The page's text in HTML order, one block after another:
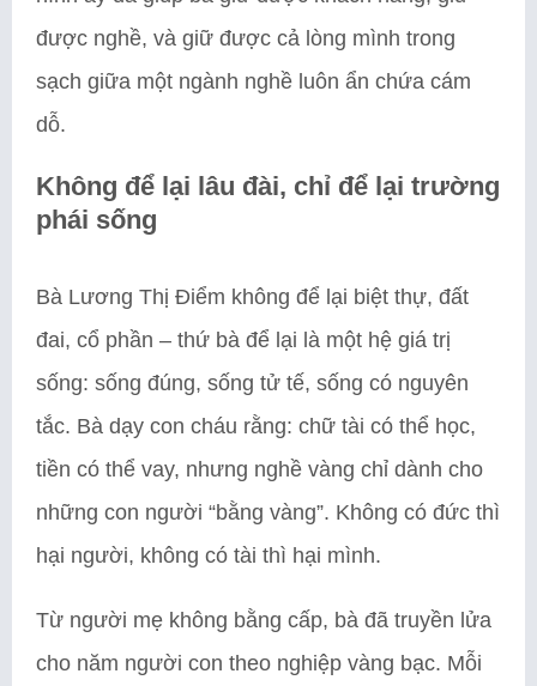
được nghề, và giữ được cả lòng mình trong
sạch giữa một ngành nghề luôn ẩn chứa cám
dỗ.
Không để lại lâu đài, chỉ để lại trường
phái sống
Bà Lương Thị Điểm không để lại biệt thự, đất
đai, cổ phần – thứ bà để lại là một hệ giá trị
sống: sống đúng, sống tử tế, sống có nguyên
tắc. Bà dạy con cháu rằng: chữ tài có thể học,
tiền có thể vay, nhưng nghề vàng chỉ dành cho
những con người “bằng vàng”. Không có đức thì
hại người, không có tài thì hại mình.
Từ người mẹ không bằng cấp, bà đã truyền lửa
cho năm người con theo nghiệp vàng bạc. Mỗi